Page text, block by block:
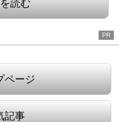
読む
PR
ページ
記事